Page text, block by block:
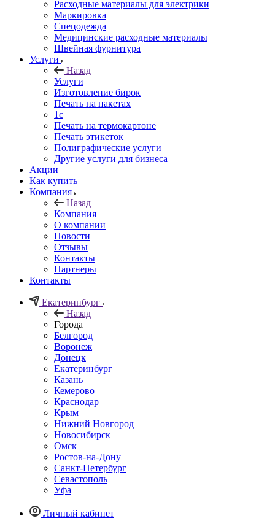
Расходные материалы для электрики
Маркировка
Спецодежда
Медицинские расходные материалы
Швейная фурнитура
Услуги
Назад
Услуги
Изготовление бирок
Печать на пакетах
1c
Печать на термокартоне
Печать этикеток
Полиграфические услуги
Другие услуги для бизнеса
Акции
Как купить
Компания
Назад
Компания
О компании
Новости
Отзывы
Контакты
Партнеры
Контакты
Екатеринбург
Назад
Города
Белгород
Воронеж
Донецк
Екатеринбург
Казань
Кемерово
Краснодар
Крым
Нижний Новгород
Новосибирск
Омск
Ростов-на-Дону
Санкт-Петербург
Севастополь
Уфа
Личный кабинет